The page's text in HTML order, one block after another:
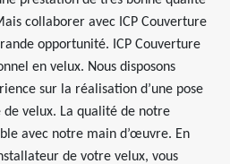
collaborer avec ICP Couverture
opportunité. ICP Couverture
en velux. Nous disposons
sur la réalisation d’une pose
velux. La qualité de notre
avec notre main d’œuvre. En
de votre velux, vous